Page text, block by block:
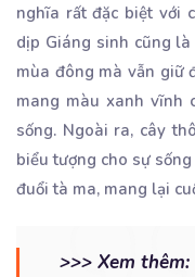
nghĩa rất đặc biệt với
dịp Giáng sinh cũng
mùa đông mà vẫn giữ
mang màu xanh vĩnh
sống. Ngoài ra, cây
biểu tượng cho sự
đuổi tà ma, mang lại
>>> Xem thêm: